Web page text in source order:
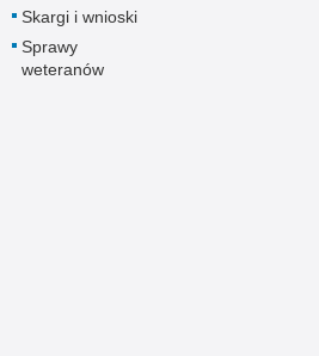
Podrabianie znaków towarowych
Pogryzienia przez psy
Skargi i wnioski
Sprawy
weteranów